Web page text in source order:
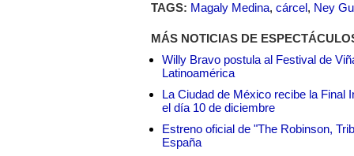
TAGS: Magaly Medina, cárcel, Ney
MÁS NOTICIAS DE
Willy Bravo postula al Festival de
Latinoamérica
La Ciudad de México recibe la Final
el día 10 de diciembre
Estreno oficial de "The Robinson,
España